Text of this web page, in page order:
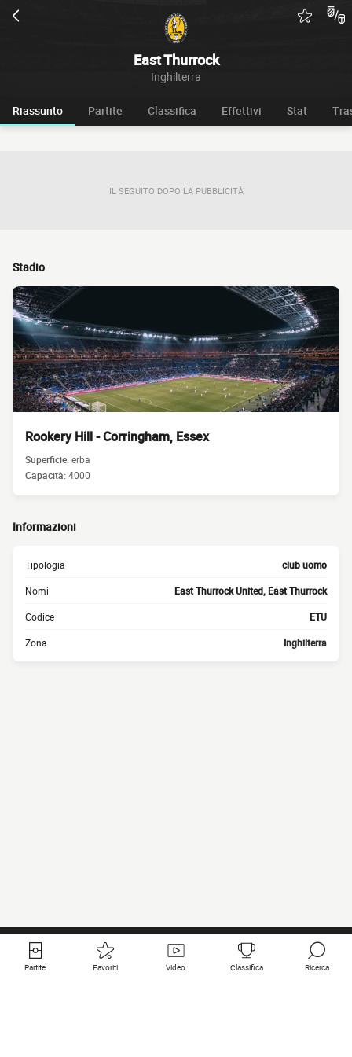
East Thurrock
Inghilterra
Riassunto Partite Classifica Effettivi Stat
IL SEGUITO DOPO LA PUBBLICITÀ
Stadio
Rookery Hill - Corringham, Essex
Superficie:erba
Capacità:4000
Informazioni
Tipologia club uomo
Nomi East Thurrock United, East Thurrock
Codice ETU
Zona Inghilterra
Partite Favoriti Video Classifica Ricerca